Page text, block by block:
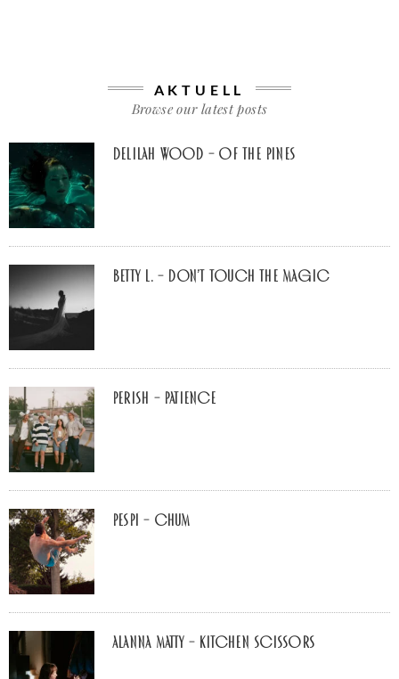
AKTUELL
Browse our latest posts
Delilah Wood – of the pines
Betty L. – don’t touch the Magic
Perish – Patience
Pespi – Chum
Alanna Matty – Kitchen Scissors